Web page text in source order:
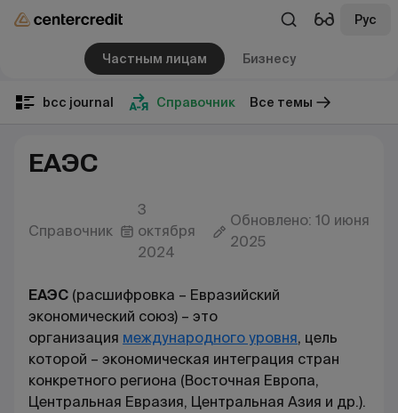
Рус
Частным лицам Бизнесу
bcc journal Справочник Все темы
ЕАЭС
Справочник
3
октября
2024
Обновлено: 10 июня
2025
ЕАЭС (расшифровка – Евразийский
экономический союз) – это
организация международного уровня, цель
которой – экономическая интеграция стран
конкретного региона (Восточная Европа,
Центральная Евразия, Центральная Азия и др.).